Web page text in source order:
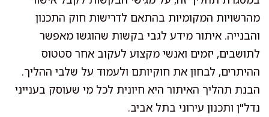
מהרשויות המקומיות בהתאם לדרישות חוק התכנון
והבנייה. איתור מידע לגבי בקשות שהוגשו מאפשר
לתושבים, יזמים ואנשי מקצוע לעקוב אחר סטטוס
ההיתרים, לבחון את חוקיותם ולעמוד על שלבי ההליך.
הבנת תהליך האיתור היא חיונית לכל מי שעוסק בענייני
נדל"ן ותכנון עירוני בתל אביב.